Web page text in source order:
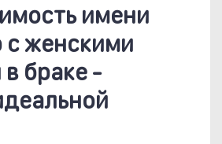
имени
женскими
браке -